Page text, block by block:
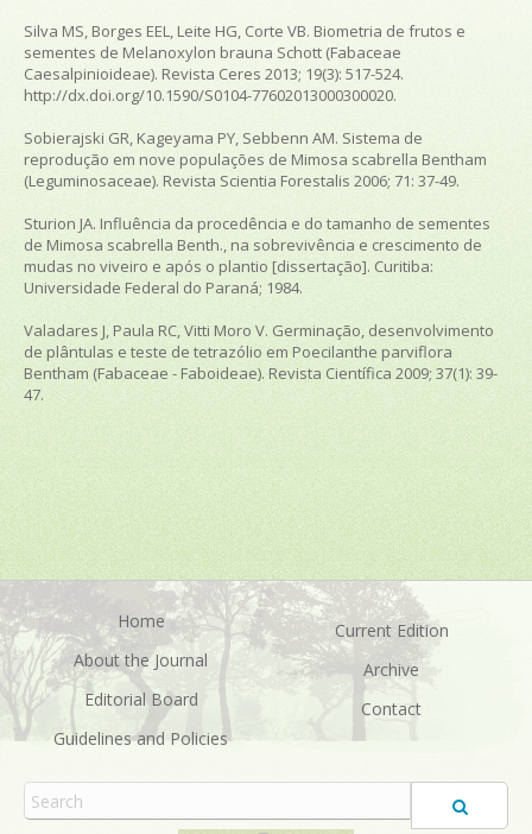
Silva MS, Borges EEL, Leite HG, Corte VB. Biometria de frutos e
sementes de Melanoxylon brauna Schott (Fabaceae
Caesalpinioideae). Revista Ceres 2013; 19(3): 517-524.
http://dx.doi.org/10.1590/S0104-77602013000300020.
Sobierajski GR, Kageyama PY, Sebbenn AM. Sistema de
reprodução em nove populações de Mimosa scabrella Bentham
(Leguminosaceae). Revista Scientia Forestalis 2006; 71: 37-49.
Sturion JA. Influência da procedência e do tamanho de sementes
de Mimosa scabrella Benth., na sobrevivência e crescimento de
mudas no viveiro e após o plantio [dissertação]. Curitiba:
Universidade Federal do Paraná; 1984.
Valadares J, Paula RC, Vitti Moro V. Germinação, desenvolvimento
de plântulas e teste de tetrazólio em Poecilanthe parviflora
Bentham (Fabaceae - Faboideae). Revista Científica 2009; 37(1): 39-
47.
Home
About the Journal
Editorial Board
Guidelines and Policies
Current Edition
Archive
Contact